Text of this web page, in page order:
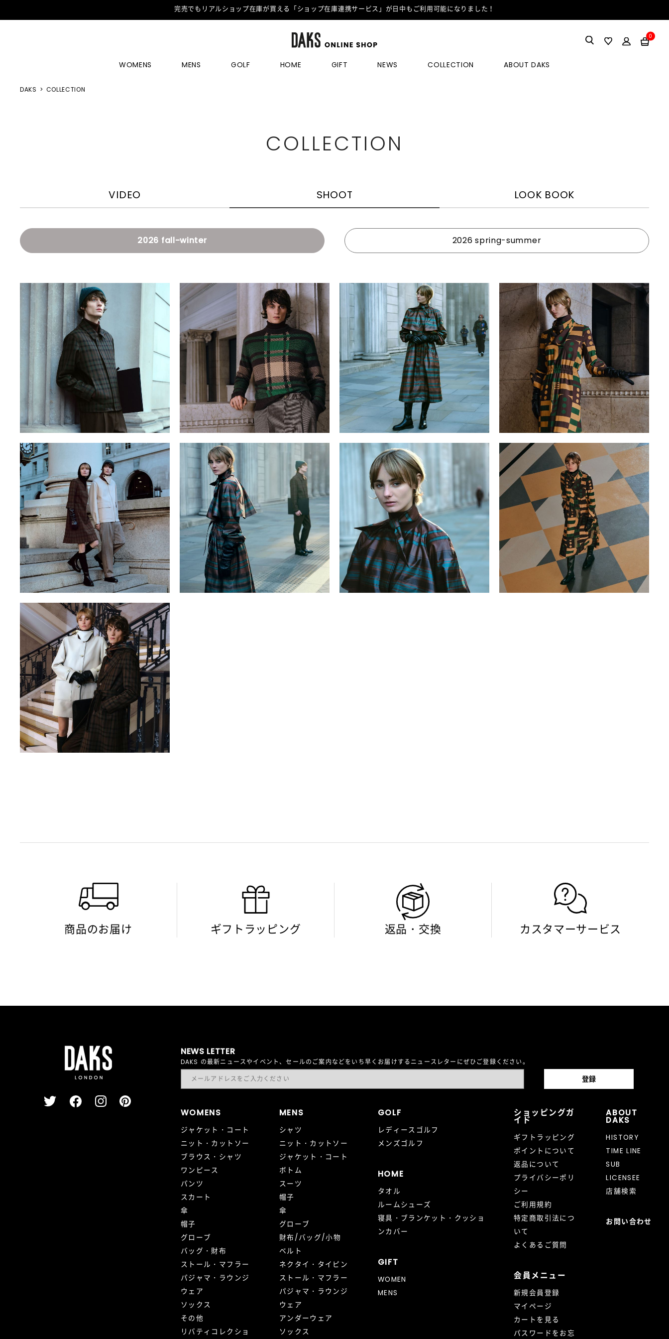
完売でもリアルショップ在庫が買える「ショップ在庫連携サービス」が日中もご利用可能になりました！
0
WOMENS MENS GOLF HOME GIFT NEWS COLLECTION ABOUT DAKS
DAKS COLLECTION
COLLECTION
VIDEO SHOOT LOOK BOOK
2026 fall-winter 2026 spring-summer
商品のお届け ギフトラッピング 返品・交換 カスタマーサービス
NEWS LETTER
DAKS の最新ニュースやイベント、セールのご案内などをいち早くお届けするニュースレターにぜひご登録ください。
WOMENS
ジャケット・コート
ニット・カットソー
ブラウス・シャツ
ワンピース
パンツ
スカート
傘
帽子
グローブ
バッグ・財布
ストール・マフラー
パジャマ・ラウンジ
ウェア
ソックス
その他
リバティコレクショ
MENS
シャツ
ニット・カットソー
ジャケット・コート
ボトム
スーツ
帽子
傘
グローブ
財布/バッグ/小物
ベルト
ネクタイ・タイピン
ストール・マフラー
パジャマ・ラウンジ
ウェア
アンダーウェア
ソックス
GOLF
レディースゴルフ
メンズゴルフ
HOME
タオル
ルームシューズ
寝具・ブランケット・クッショ
ンカバー
GIFT
WOMEN
MENS
ショッピングガ
イド
ギフトラッピング
ポイントについて
返品について
プライバシーポリ
シー
ご利用規約
特定商取引法につ
いて
よくあるご質問
会員メニュー
新規会員登録
マイページ
カートを見る
パスワードをお忘
ABOUT
DAKS
HISTORY
TIME LINE
SUB
LICENSEE
店舗検索
お問い合わせ